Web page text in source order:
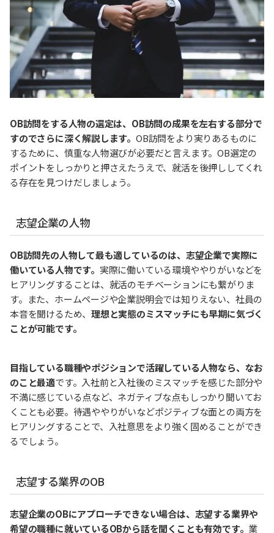
OB訪問をする人物の選定は、OB訪問の成果を左右する部分で
すのでさらに深く解説します。OB訪問をより実りあるものに
するために、慎重な人物選びが必要だと言えます。OB選定の
ポイントをしっかりと押さえたうえで、就活を後押ししてくれ
る存在を見つけだしましょう。
志望企業の人物
OB訪問先の人物して最も適しているのは、志望企業で実際に
働いている人物です。 実際に働いている環境ややりがいなどを
ヒアリングすることは、就活のモチベーションにも繋がりま
す。また、ホームページや企業説明会では知りえない、社員の
本音を聞けるため、理想と実態のミスマッチにも早期に気づく
ことが可能です。
目指している職種やポジションで活躍している人物なら、なお
のこと最適です。入社前と入社後のミスマッチを感じた部分や
不満に感じている点など、ネガティブな点もしっかり聞いてお
くことも必要。待遇ややりがいなどポジティブな面との両方を
ヒアリングすることで、入社意思をより強く固めることができ
るでしょう。
志望する業界のOB
志望企業のOBにアプローチできない場合は、志望する業界や
希望の職種に就いているOBから話を聞くことも有効です。 業